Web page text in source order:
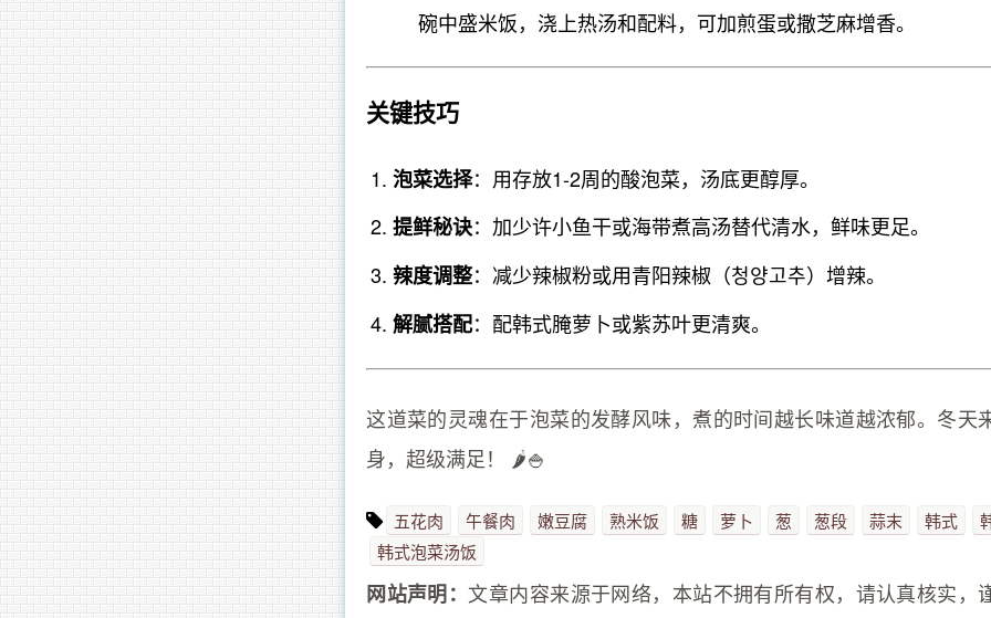
碗中盛米饭，浇上热汤和配料，可加煎蛋或撒芝麻增香。
关键技巧
泡菜选择：用存放1-2周的酸泡菜，汤底更醇厚。
提鲜秘诀：加少许小鱼干或海带煮高汤替代清水，鲜味更足。
辣度调整：减少辣椒粉或用青阳辣椒（청양고추）增辣。
解腻搭配：配韩式腌萝卜或紫苏叶更清爽。
这道菜的灵魂在于泡菜的发酵风味，煮的时间越长味道越浓郁。冬天
身，超级满足！ 🌶️🍚
五花肉 午餐肉 嫩豆腐 熟米饭 糖 萝卜 葱 葱段 蒜末 韩式
韩式泡菜汤饭
网站声明：文章内容来源于网络，本站不拥有所有权，请认真核实，